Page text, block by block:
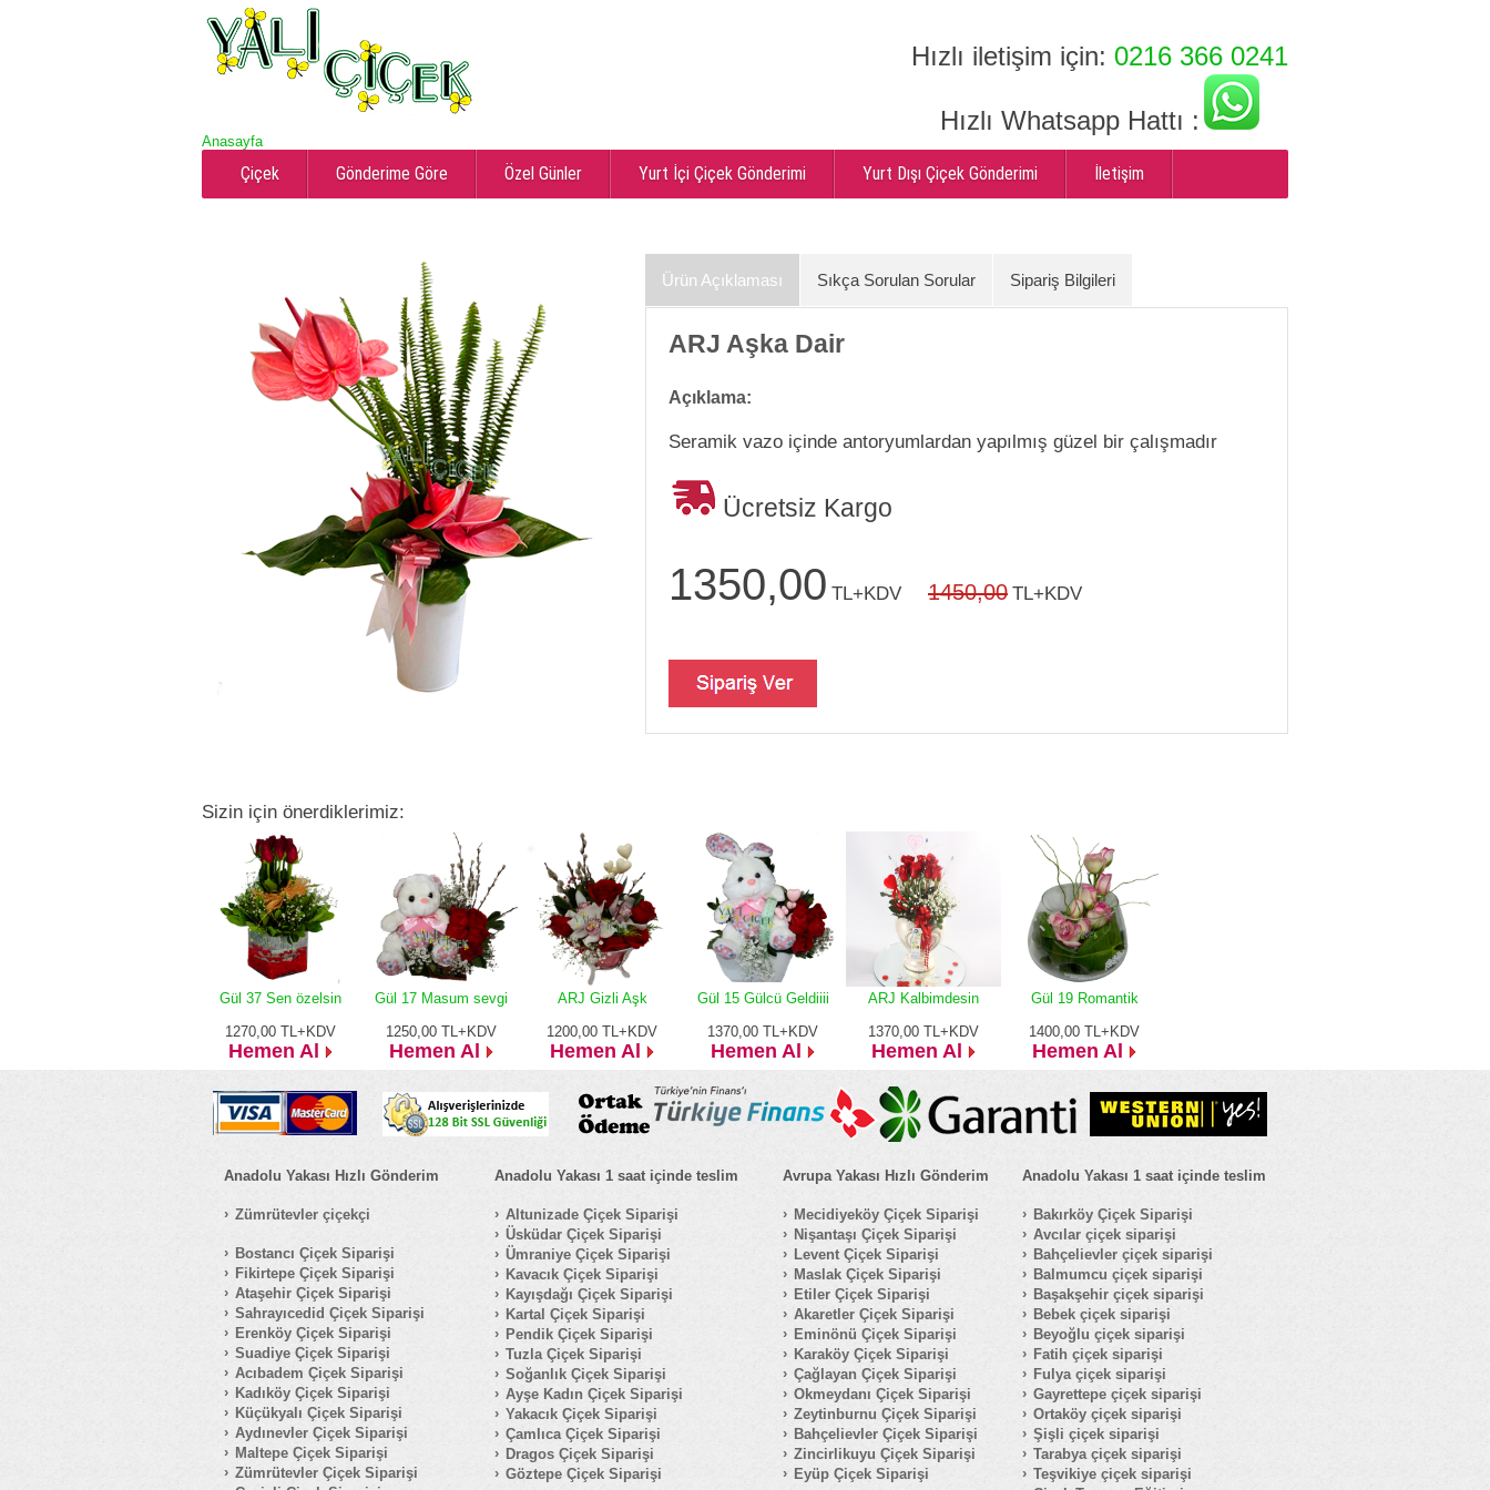
Anasayfa
Hızlı iletişim için: 0216 366 0241
Hızlı Whatsapp Hattı :
Çiçek Gönderime Göre Özel Günler Yurt İçi Çiçek Gönderimi Yurt Dışı Çiçek Gönderimi İletişim
Ürün Açıklaması Sıkça Sorulan Sorular Sipariş Bilgileri
ARJ Aşka Dair
Açıklama:
Seramik vazo içinde antoryumlardan yapılmış güzel bir çalışmadır
Ücretsiz Kargo
1350,00 TL+KDV 1450,00 TL+KDV
Sizin için önerdiklerimiz:
Gül 37 Sen özelsin
1270,00 TL+KDV
Hemen Al
Gül 17 Masum sevgi
1250,00 TL+KDV
Hemen Al
ARJ Gizli Aşk
1200,00 TL+KDV
Hemen Al
Gül 15 Gülcü Geldiiii
1370,00 TL+KDV
Hemen Al
ARJ Kalbimdesin
1370,00 TL+KDV
Hemen Al
Gül 19 Romantik
1400,00 TL+KDV
Hemen Al
Anadolu Yakası Hızlı Gönderim
Zümrütevler çiçekçi
Bostancı Çiçek Siparişi
Fikirtepe Çiçek Siparişi
Ataşehir Çiçek Siparişi
Sahrayıcedid Çiçek Siparişi
Erenköy Çiçek Siparişi
Suadiye Çiçek Siparişi
Acıbadem Çiçek Siparişi
Kadıköy Çiçek Siparişi
Küçükyalı Çiçek Siparişi
Aydınevler Çiçek Siparişi
Maltepe Çiçek Siparişi
Zümrütevler Çiçek Siparişi
Anadolu Yakası 1 saat içinde teslim
Altunizade Çiçek Siparişi
Üsküdar Çiçek Siparişi
Ümraniye Çiçek Siparişi
Kavacık Çiçek Siparişi
Kayışdağı Çiçek Siparişi
Kartal Çiçek Siparişi
Pendik Çiçek Siparişi
Tuzla Çiçek Siparişi
Soğanlık Çiçek Siparişi
Ayşe Kadın Çiçek Siparişi
Yakacık Çiçek Siparişi
Çamlıca Çiçek Siparişi
Dragos Çiçek Siparişi
Göztepe Çiçek Siparişi
Avrupa Yakası Hızlı Gönderim
Mecidiyeköy Çiçek Siparişi
Nişantaşı Çiçek Siparişi
Levent Çiçek Siparişi
Maslak Çiçek Siparişi
Etiler Çiçek Siparişi
Akaretler Çiçek Siparişi
Eminönü Çiçek Siparişi
Karaköy Çiçek Siparişi
Çağlayan Çiçek Siparişi
Okmeydanı Çiçek Siparişi
Zeytinburnu Çiçek Siparişi
Bahçelievler Çiçek Siparişi
Zincirlikuyu Çiçek Siparişi
Eyüp Çiçek Siparişi
Anadolu Yakası 1 saat içinde teslim
Bakırköy Çiçek Siparişi
Avcılar çiçek siparişi
Bahçelievler çiçek siparişi
Balmumcu çiçek siparişi
Başakşehir çiçek siparişi
Bebek çiçek siparişi
Beyoğlu çiçek siparişi
Fatih çiçek siparişi
Fulya çiçek siparişi
Gayrettepe çiçek siparişi
Ortaköy çiçek siparişi
Şişli çiçek siparişi
Tarabya çiçek siparişi
Teşvikiye çiçek siparişi